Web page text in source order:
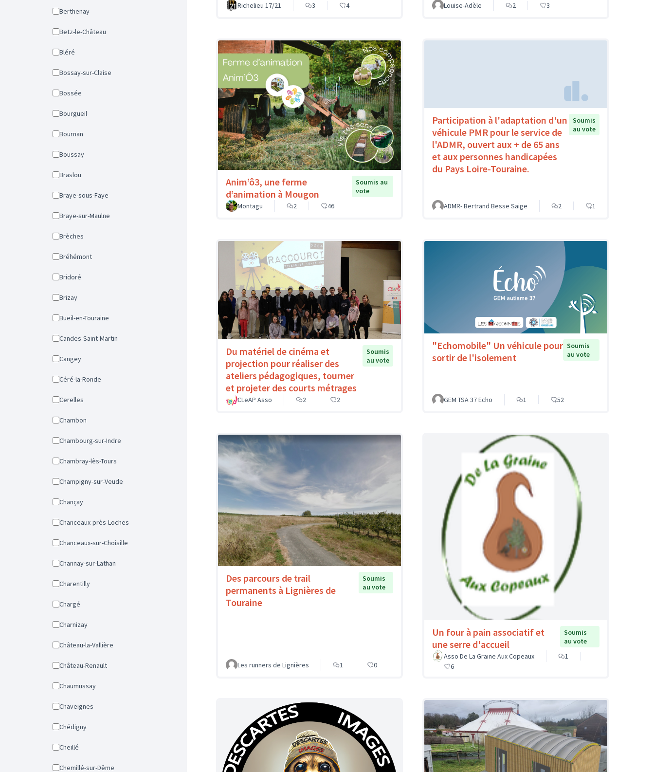
Berthenay
Betz-le-Château
Bléré
Bossay-sur-Claise
Bossée
Bourgueil
Bournan
Boussay
Braslou
Braye-sous-Faye
Braye-sur-Maulne
Brèches
Bréhémont
Bridoré
Brizay
Bueil-en-Touraine
Candes-Saint-Martin
Cangey
Céré-la-Ronde
Cerelles
Chambon
Chambourg-sur-Indre
Chambray-lès-Tours
Champigny-sur-Veude
Chançay
Chanceaux-près-Loches
Chanceaux-sur-Choisille
Channay-sur-Lathan
Charentilly
Chargé
Charnizay
Château-la-Vallière
Château-Renault
Chaumussay
Chaveignes
Chédigny
Cheillé
Chemillé-sur-Dême
Richelieu 17/21 3 4 Louise-Adèle 2 3
Anim’ô3, une ferme
d’animation à Mougon
Soumis au
vote
Montagu
2 46
Participation à l'adaptation d'un
véhicule PMR pour le service de
l'ADMR, ouvert aux + de 65 ans
et aux personnes handicapées
du Pays Loire-Touraine.
Soumis
au vote
ADMR- Bertrand Besse Saige 2 1
Du matériel de cinéma et
projection pour réaliser des
ateliers pédagogiques, tourner
et projeter des courts métrages
Soumis
au vote
CLeAP Asso 2 2
"Echomobile" Un véhicule pour
sortir de l'isolement
Soumis
au vote
GEM TSA 37 Echo 1 52
Des parcours de trail
permanents à Lignières de
Touraine
Soumis
au vote
Les runners de Lignières 1 0
Un four à pain associatif et
une serre d'accueil
Soumis
au vote
Asso De La Graine Aux Copeaux
1
6